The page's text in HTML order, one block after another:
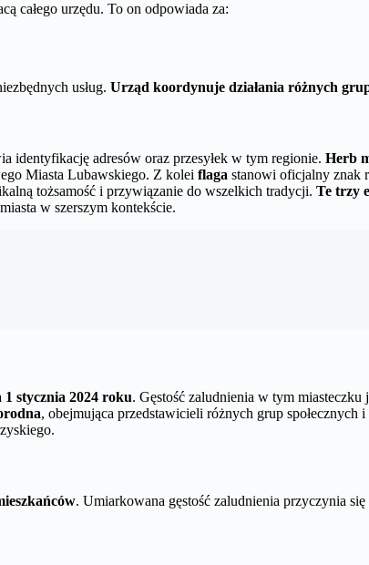
całego urzędu. To on odpowiada za:
usług. Urząd koordynuje działania różnych
identyfikację adresów oraz przesyłek w tym regionie. Herb
Miasta Lubawskiego. Z kolei flaga stanowi oficjalny znak
tożsamość i przywiązanie do wszelkich tradycji. Te trzy
w szerszym kontekście.
1 stycznia 2024 roku. Gęstość zaludnienia w tym miasteczku
, obejmująca przedstawicieli różnych grup
. Umiarkowana gęstość zaludnienia przyczynia się